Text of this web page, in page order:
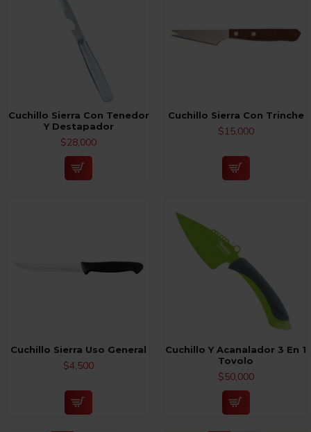
Cuchillo Sierra Con Tenedor
Y Destapador
$28,000
Cuchillo Sierra Con Trinche
$15,000
Cuchillo Sierra Uso General
$4,500
Cuchillo Y Acanalador 3 En 1
Tovolo
$50,000